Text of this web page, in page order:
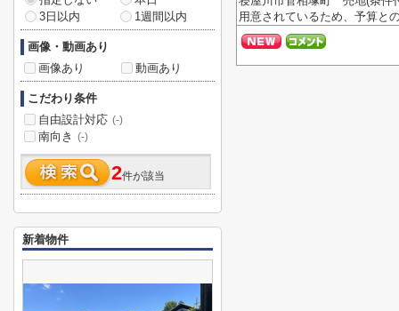
用意されているため、予算と
3日以内
1週間以内
画像・動画あり
画像あり
動画あり
こだわり条件
自由設計対応 (-)
南向き (-)
2件が該当
新着物件